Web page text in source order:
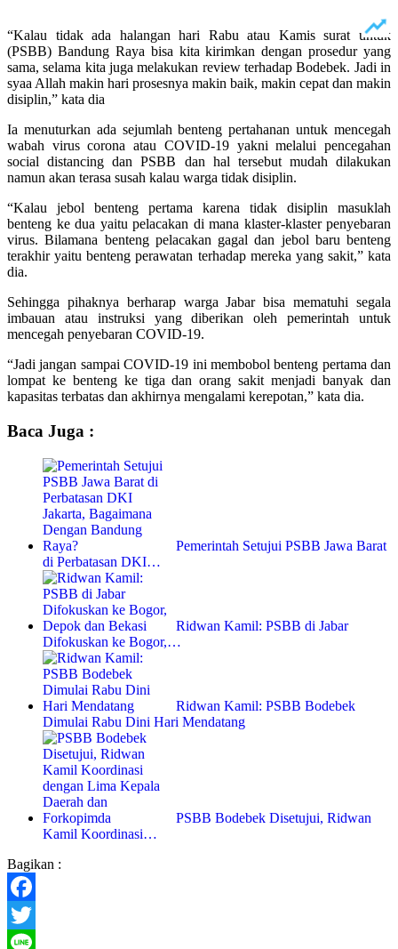
“Kalau tidak ada halangan hari Rabu atau Kamis surat untuk
(PSBB) Bandung Raya bisa kita kirimkan dengan prosedur yang
sama, selama kita juga melakukan review terhadap Bodebek. Jadi in
syaa Allah makin hari prosesnya makin baik, makin cepat dan makin
disiplin,” kata dia
Ia menuturkan ada sejumlah benteng pertahanan untuk mencegah
wabah virus corona atau COVID-19 yakni melalui pencegahan
social distancing dan PSBB dan hal tersebut mudah dilakukan
namun akan terasa susah kalau warga tidak disiplin.
“Kalau jebol benteng pertama karena tidak disiplin masuklah
benteng ke dua yaitu pelacakan di mana klaster-klaster penyebaran
virus. Bilamana benteng pelacakan gagal dan jebol baru benteng
terakhir yaitu benteng perawatan terhadap mereka yang sakit,” kata
dia.
Sehingga pihaknya berharap warga Jabar bisa mematuhi segala
imbauan atau instruksi yang diberikan oleh pemerintah untuk
mencegah penyebaran COVID-19.
“Jadi jangan sampai COVID-19 ini membobol benteng pertama dan
lompat ke benteng ke tiga dan orang sakit menjadi banyak dan
kapasitas terbatas dan akhirnya mengalami kerepotan,” kata dia.
Baca Juga :
Pemerintah Setujui PSBB Jawa Barat
di Perbatasan DKI…
Ridwan Kamil: PSBB di Jabar
Difokuskan ke Bogor,…
Ridwan Kamil: PSBB Bodebek
Dimulai Rabu Dini Hari Mendatang
PSBB Bodebek Disetujui, Ridwan
Kamil Koordinasi…
Bagikan :
Facebook
Twitter